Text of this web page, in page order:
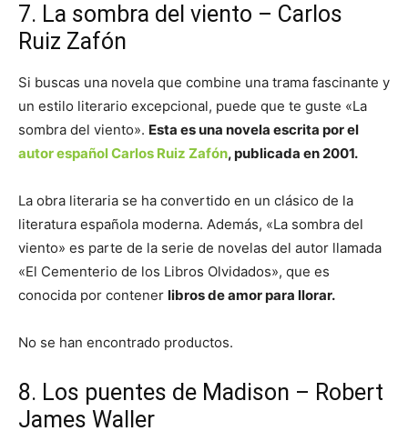
7. La sombra del viento – Carlos
Ruiz Zafón
Si buscas una novela que combine una trama fascinante y
un estilo literario excepcional, puede que te guste «La
sombra del viento». Esta es una novela escrita por el
autor españolCarlos Ruiz Zafón, publicada en 2001.
La obra literaria se ha convertido en un clásico de la
literatura española moderna. Además, «La sombra del
viento» es parte de la serie de novelas del autor llamada
«El Cementerio de los Libros Olvidados», que es
conocida por contener libros de amor para llorar.
No se han encontrado productos.
8. Los puentes de Madison – Robert
James Waller